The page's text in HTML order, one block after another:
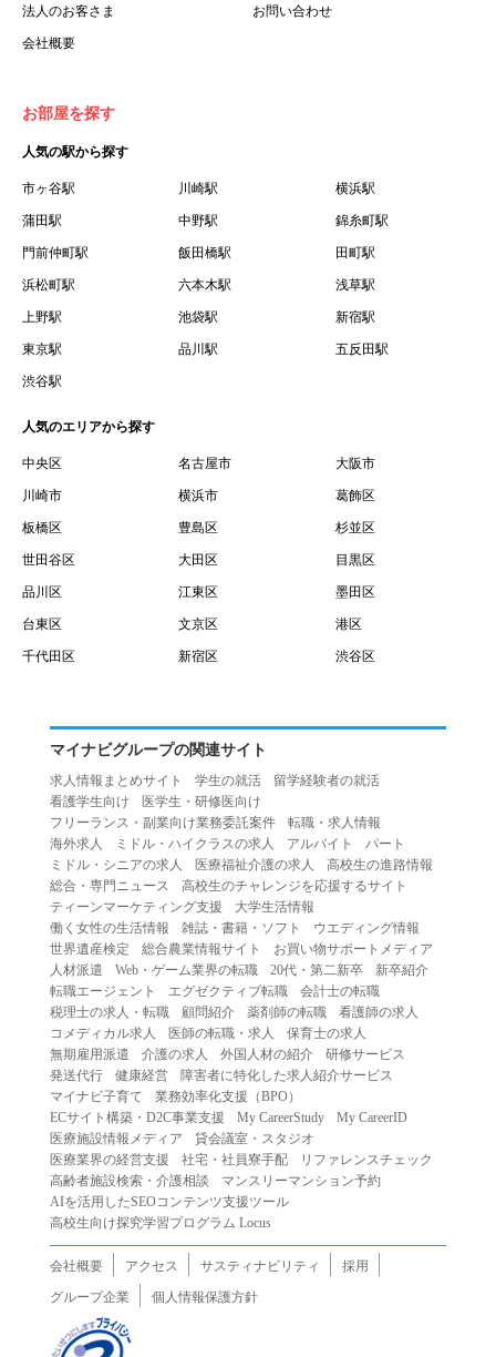
５.「会員」とは、第２章第１条に基づき会員登録が完了し
た個人を意味します。
録した情報、本サービス利用中に当社が登録を求めた情報
った場合の当該情報を意味します。
７.「本会員制度」とは、会員による本サービスの利用の促
進を目的とした会員制度を意味します。
借契約書およびオプション注文書を意味します。
９.「契約期間開始日」とは、定期建物賃貸借契約（以下
「賃貸借契約」と言います）の開始日のことで、利用者の
賃借権が発生する日を意味します。
するために、選んだ物件を保留することを意味します。
１１.「予約情報」とは、物件を予約するために必要な当社
所定の情報を意味します。物件情報や期間、オプション等
１２.「キャンセル」とは、賃貸借契約締結後から契約期間
開始日前までに、利用者が賃貸借契約を解除することを意
味します。
１３.「中途解約」とは、賃貸借契約期間の途中で、利用者
１.利用者は、本サービスを利用する上で次の各号に定める
とします。
（１）重複、虚偽の情報、または自己以外の情報を登録す
る行為
（２）第三者になりすまして本サービスを利用する行為
（３）当社または第三者の著作権等の知的財産権、プライ
バシー、その他の権利を侵害する行為
（４）当社または第三者を誹謗中傷する行為
（５）当社または第三者に不利益を与える行為
（６）営利を目的とした行為
（７）政治・選挙・宗教活動またはそれらに類する行為
（８）本サービスの運営を妨害する行為
（９）法令違反、犯罪行為、または公序良俗に反する行為
（１０）暴力的な要求行為、または法的な責任を超えた不
当な要求行為
（１１）その他当社が不適切であると判断する行為
２.当社は、前項の定めに該当する行為を行った利用者に対
の提供を停止または中断することができるものとします。
第５条（免責）
１.当社は、本サービスの利用（これらに伴う当社または第
三者の情報提供行為等を含みます）により、利用者に生じ
法人のお客さま お問い合わせ
会社概要
お部屋を探す
人気の駅から探す
市ヶ谷駅 川崎駅 横浜駅
蒲田駅 中野駅 錦糸町駅
門前仲町駅 飯田橋駅 田町駅
浜松町駅 六本木駅 浅草駅
上野駅 池袋駅 新宿駅
東京駅 品川駅 五反田駅
渋谷駅
人気のエリアから探す
中央区 名古屋市 大阪市
川崎市 横浜市 葛飾区
板橋区 豊島区 杉並区
世田谷区 大田区 目黒区
品川区 江東区 墨田区
台東区 文京区 港区
千代田区 新宿区 渋谷区
マイナビグループの関連サイト
求人情報まとめサイト 学生の就活
留学経験者の就活
看護学生向け
医学生・研修医向け
フリーランス・副業向け業務委託案件
転職・求人情報
海外求人
ミドル・ハイクラスの求人 アルバイト
パート
ミドル・シニアの求人
医療福祉介護の求人
高校生の進路情報
総合・専門ニュース
高校生のチャレンジを応援するサイト
ティーンマーケティング支援
大学生活情報
働く女性の生活情報
雑誌・書籍・ソフト
ウエディング情報
世界遺産検定
総合農業情報サイト
お買い物サポートメディア
人材派遣
Web・ゲーム業界の転職 20代・第二新卒
新卒紹介
転職エージェント
エグゼクティブ転職
会計士の転職
税理士の求人・転職
顧問紹介 薬剤師の転職
看護師の求人
コメディカル求人
医師の転職・求人
保育士の求人
無期雇用派遣
介護の求人 外国人材の紹介
研修サービス
発送代行
健康経営
障害者に特化した求人紹介サービス
マイナビ子育て
業務効率化支援（BPO）
ECサイト構築・D2C事業支援
My CareerStudy
My CareerID
医療施設情報メディア
貸会議室・スタジオ
医療業界の経営支援
社宅・社員寮手配
リファレンスチェック
高齢者施設検索・介護相談
マンスリーマンション予約
AIを活用したSEOコンテンツ支援ツール
高校生向け探究学習プログラム Locus
会社概要 アクセス サスティナビリティ
採用
グループ企業
個人情報保護方針